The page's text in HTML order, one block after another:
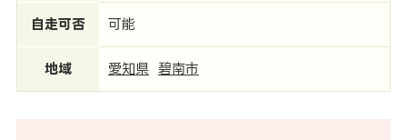
自走可否 可能
地域 愛知県 碧南市